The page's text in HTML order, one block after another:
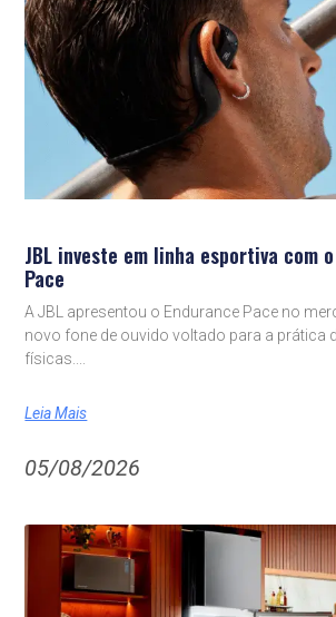
JBL investe em linha esportiva com
Pace
A JBL apresentou o Endurance Pace no
novo fone de ouvido voltado para a prática
físicas.
Leia Mais
05/08/2026